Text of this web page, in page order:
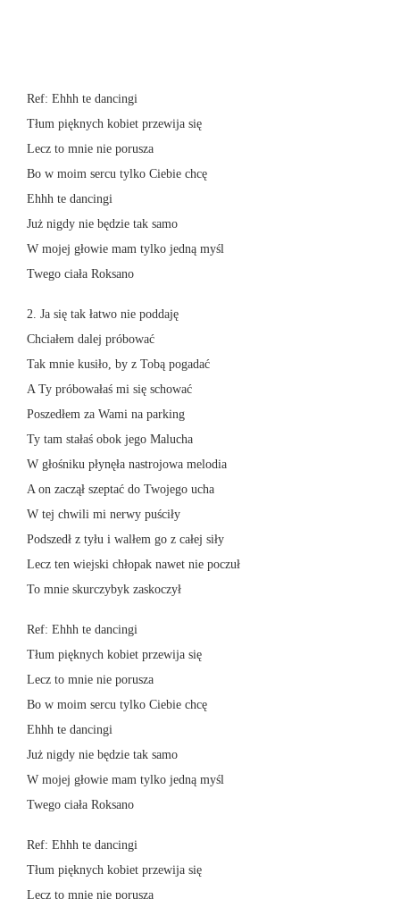
Ref: Ehhh te dancingi
Tłum pięknych kobiet przewija się
Lecz to mnie nie porusza
Bo w moim sercu tylko Ciebie chcę
Ehhh te dancingi
Już nigdy nie będzie tak samo
W mojej głowie mam tylko jedną myśl
Twego ciała Roksano
2. Ja się tak łatwo nie poddaję
Chciałem dalej próbować
Tak mnie kusiło, by z Tobą pogadać
A Ty próbowałaś mi się schować
Poszedłem za Wami na parking
Ty tam stałaś obok jego Malucha
W głośniku płynęła nastrojowa melodia
A on zaczął szeptać do Twojego ucha
W tej chwili mi nerwy puściły
Podszedł z tyłu i walłem go z całej siły
Lecz ten wiejski chłopak nawet nie poczuł
To mnie skurczybyk zaskoczył
Ref: Ehhh te dancingi
Tłum pięknych kobiet przewija się
Lecz to mnie nie porusza
Bo w moim sercu tylko Ciebie chcę
Ehhh te dancingi
Już nigdy nie będzie tak samo
W mojej głowie mam tylko jedną myśl
Twego ciała Roksano
Ref: Ehhh te dancingi
Tłum pięknych kobiet przewija się
Lecz to mnie nie porusza